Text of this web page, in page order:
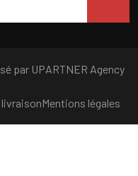
par UPARTNER Agency
Mentions légales